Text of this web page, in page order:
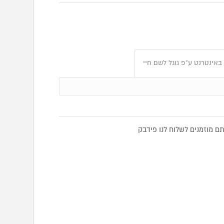
ע"פ גוגל לשם חיי
לשלוח לנו פידבק